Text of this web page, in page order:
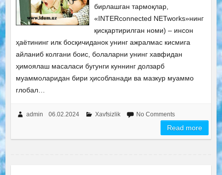
бирлашган тармоқлар,
«INTERconnected NETworks»нинг
қисқартирилган номи) – инсон
ҳаётининг илк босқичиданок унинг ажралмас кисмига
айланиб колгани боис, болаларни унинг хавфидан
ҳимоялаш масаласи бугунги куннинг долзарб
муаммоларидан бири ҳисобланади ва мазкур муаммо
глобал…
admin 06.02.2024 Xavfsizlik No Comments
Read more